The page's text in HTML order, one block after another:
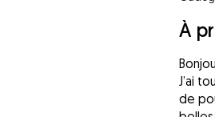
À
J’ai
de